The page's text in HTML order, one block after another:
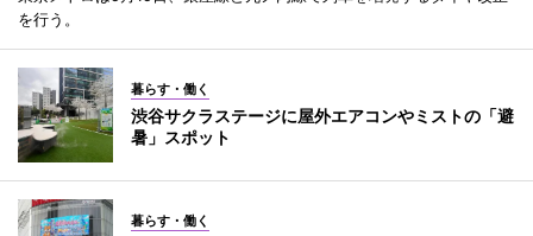
を行う。
暮らす・働く
渋谷サクラステージに屋外エアコンやミストの「避
暑」スポット
暮らす・働く